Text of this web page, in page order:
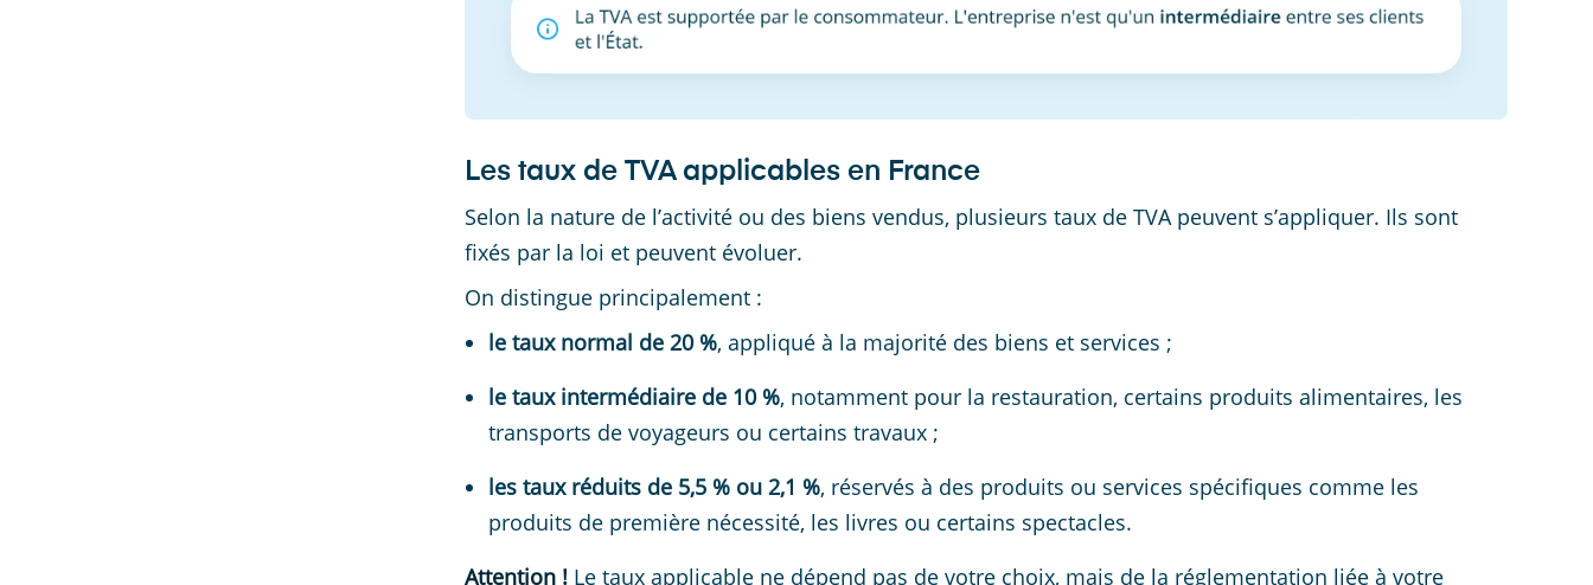
Les taux de TVA applicables en France
Selon la nature de l’activité ou des biens vendus, plusieurs taux de TVA peuvent s’appliquer. Ils sont
fixés par la loi et peuvent évoluer.
On distingue principalement :
le taux normal de 20 %, appliqué à la majorité des biens et services ;
le taux intermédiaire de 10 %, notamment pour la restauration, certains produits alimentaires, les
transports de voyageurs ou certains travaux ;
les taux réduits de 5,5 % ou 2,1 %, réservés à des produits ou services spécifiques comme les
produits de première nécessité, les livres ou certains spectacles.
Attention ! Le taux applicable ne dépend pas de votre choix, mais de la réglementation liée à votre